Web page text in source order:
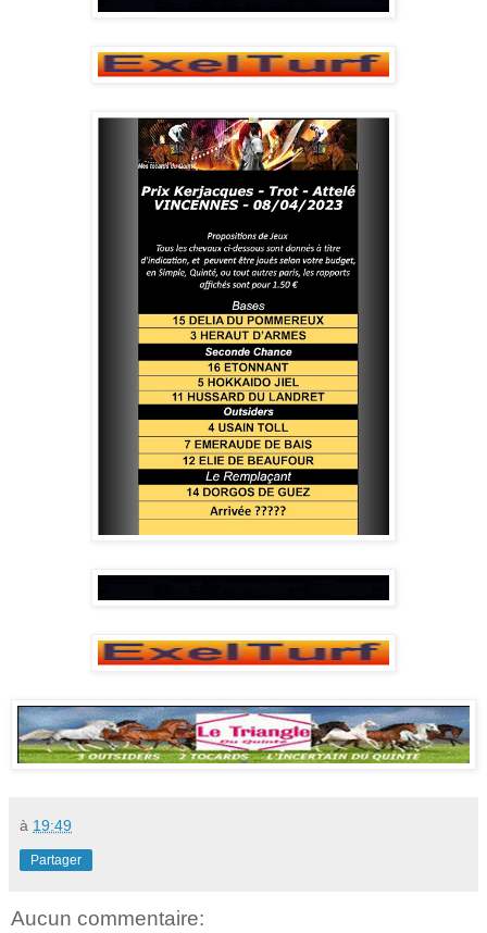
à 19:49
Partager
Aucun commentaire: